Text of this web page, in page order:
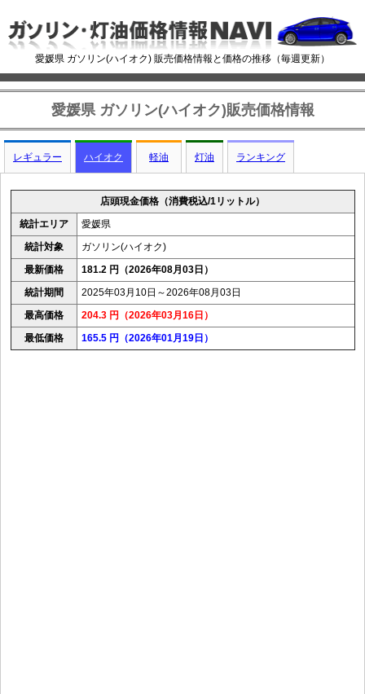
愛媛県 ガソリン(ハイオク) 販売価格情報と価格の推移（毎週更新）
愛媛県 ガソリン(ハイオク)販売価格情報
レギュラー ハイオク 軽油 灯油 ランキング
店頭現金価格（消費税込/1リットル）
統計エリア
愛媛県
統計対象
ガソリン(ハイオク)
最新価格
181.2 円（2026年08月03日）
統計期間
2025年03月10日～2026年08月03日
最高価格
204.3 円（2026年03月16日）
最低価格
165.5 円（2026年01月19日）